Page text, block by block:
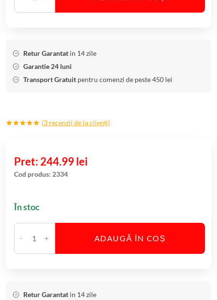
C
a
i
e
P
a
r
e
a
i
Retur Garantat in 14 zile
Garantie 24 luni
Transport Gratuit pentru comenzi de peste 450 lei
la clienți
(3 recenzii de la clienți)
244.99lei
Cod produs: 2334
În stoc
C
a
i
ADAUGĂ ÎN COȘ
Retur Garantat in 14 zile